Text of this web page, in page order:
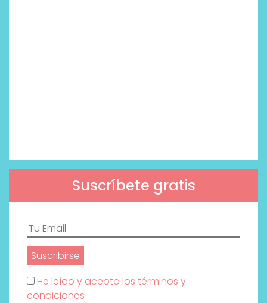
Suscríbete gratis
He leído y acepto los términos y
condiciones